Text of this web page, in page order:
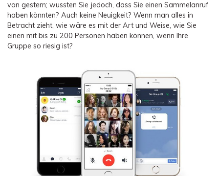
von gestern; wussten Sie jedoch, dass Sie einen Sammelanruf
haben könnten? Auch keine Neuigkeit? Wenn man alles in
Betracht zieht, wie wäre es mit der Art und Weise, wie Sie
einen mit bis zu 200 Personen haben können, wenn Ihre
Gruppe so riesig ist?